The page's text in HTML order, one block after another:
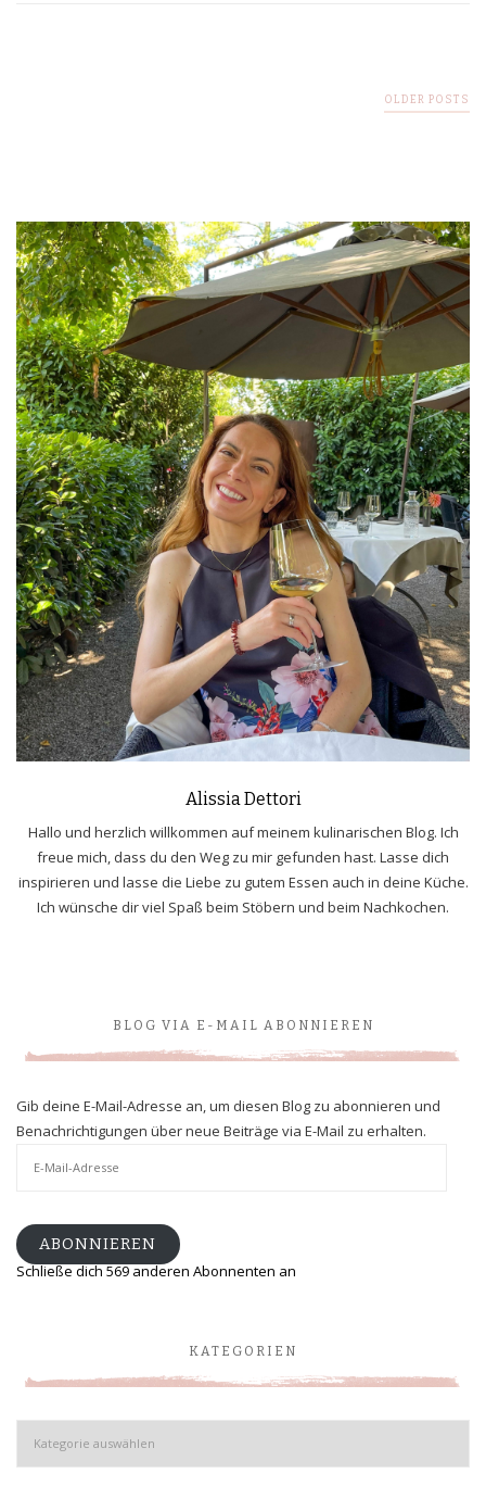
OLDER POSTS
Alissia Dettori
Hallo und herzlich willkommen auf meinem kulinarischen Blog. Ich
freue mich, dass du den Weg zu mir gefunden hast. Lasse dich
inspirieren und lasse die Liebe zu gutem Essen auch in deine Küche.
Ich wünsche dir viel Spaß beim Stöbern und beim Nachkochen.
BLOG VIA E-MAIL ABONNIEREN
Gib deine E-Mail-Adresse an, um diesen Blog zu abonnieren und
Benachrichtigungen über neue Beiträge via E-Mail zu erhalten.
ABONNIEREN
Schließe dich 569 anderen Abonnenten an
KATEGORIEN
Kategorien